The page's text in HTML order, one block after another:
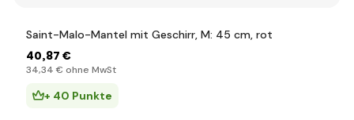
Saint-Malo-Mantel mit Geschirr, M: 45 cm, rot
40,87 €
34,34 € ohne MwSt
+ 40 Punkte